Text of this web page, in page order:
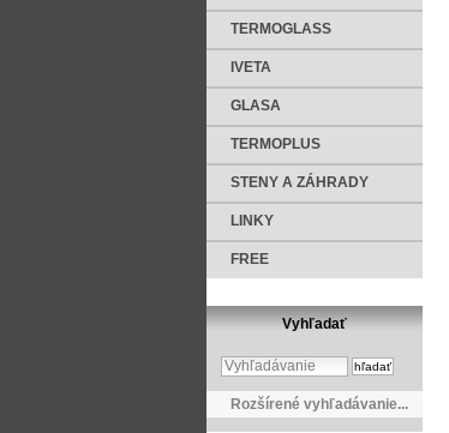
TERMOGLASS
IVETA
GLASA
TERMOPLUS
STENY A ZÁHRADY
LINKY
FREE
Vyhľadať
Rozšírené vyhľadávanie...